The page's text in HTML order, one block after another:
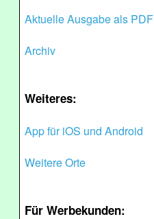
Aktuelle Ausgabe als PDF
Archiv
Weiteres:
App für iOS und Android
Weitere Orte
Für Werbekunden: